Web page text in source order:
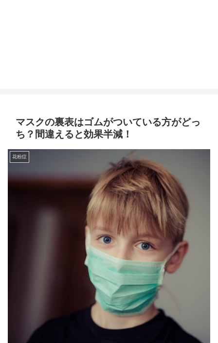
マスクの裏表はゴムがついている方がどっ
ち？間違えると効果半減！
花粉症